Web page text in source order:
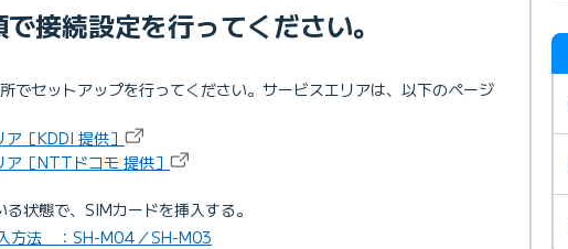
接続設定を行ってください。
でセットアップを行ってください。サービスエリアは、以下のページ
［KDDI 提供］
［NTTドコモ 提供］
状態で、SIMカードを挿入する。
方法 ：SH-M04／SH-M03